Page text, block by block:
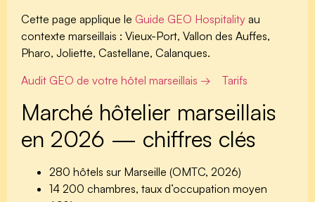
Cette page applique le Guide GEO Hospitality au
contexte marseillais : Vieux-Port, Vallon des Auffes,
Pharo, Joliette, Castellane, Calanques.
Audit GEO de votre hôtel marseillais →
Tarifs
Marché hôtelier marseillais
en 2026 — chiffres clés
280 hôtels sur Marseille (OMTC, 2026)
14 200 chambres, taux d’occupation moyen